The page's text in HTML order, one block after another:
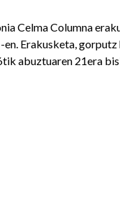
Celma Columna
Erakusketa,
abuztuaren 21era